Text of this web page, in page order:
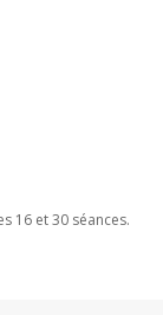
16 et 30 séances.